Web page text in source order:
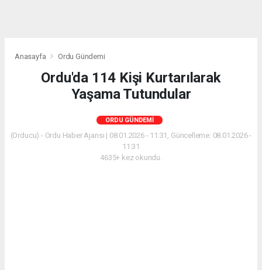
Anasayfa Ordu Gündemi
Ordu'da 114 Kişi Kurtarılarak
Yaşama Tutundular
ORDU GÜNDEMI
(Orducu) - Ordu Haber Ajansı | 08.01.2026 - 11:31, Güncelleme: 08.01.2026 -
11:31
4635+ kez okundu.